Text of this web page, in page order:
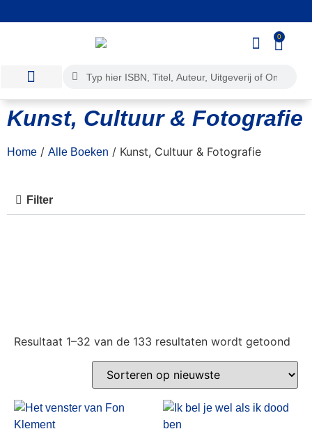
Wij kopen ook uw boeken in! 0
Kunst, Cultuur & Fotografie
Home / Alle Boeken / Kunst, Cultuur & Fotografie
Filter
Resultaat 1–32 van de 133 resultaten wordt getoond